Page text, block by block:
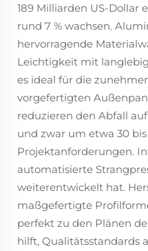
189 Milliarden US-Dollar
rund 7 % wachsen.
hervorragende
Leichtigkeit mit
es ideal für die
vorgefertigten
reduzieren den Abfall
und zwar um etwa 30
Projektanforderungen.
automatisierte
weiterentwickelt hat.
maßgefertigte
perfekt zu den Plänen
hilft, Qualitätsstandards